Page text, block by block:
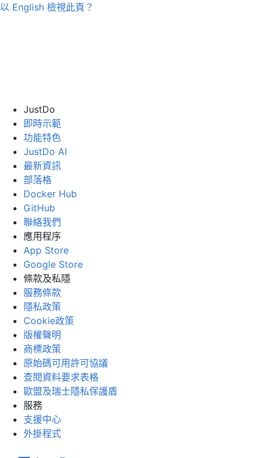
以 English 檢視此頁？
JustDo
即時示範
功能特色
JustDo AI
最新資訊
部落格
Docker Hub
GitHub
聯絡我們
應用程序
App Store
Google Store
條款及私隱
服務條款
隱私政策
Cookie政策
版權聲明
商標政策
原始碼可用許可協議
查閱資料要求表格
歐盟及瑞士隱私保護盾
服務
支援中心
外掛程式